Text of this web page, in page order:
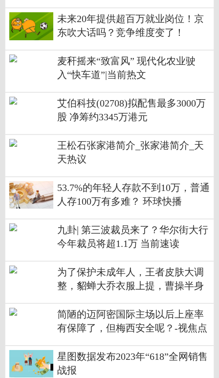
未来20年提供超百万就业岗位！京
东吹大话吗？竞争维度变了！
麦秆摇来“致富风” 现代化农业驶
入“快车道”|当前热文
艾伯科技(02708)拟配售最多3000万
股 净筹约3345万港元
王松石张家港简介_张家港简介_天
天热议
53.7%的年轻人存款不到10万，普通
人存100万有多难？ 环球快播
九卦| 第三波裁员来了？华尔街大行
今年裁员将超1.1万 当前速读
为了保护未成年人，王者皮肤大调
整，貂蝉大乔衣服上提，曹操半身
简陋的迈阿密国际主场以后上座率
有保障了，但梅西安全呢？-视焦点
星图数据发布2023年“618”全网销售
战报